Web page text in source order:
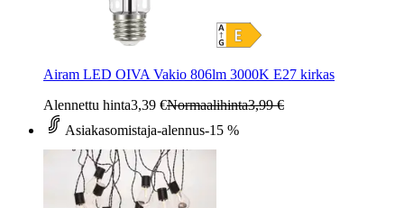
Airam LED OIVA Vakio 806lm 3000K E27 kirkas
Alennettu hinta3,39 €Normaalihinta3,99 €
Asiakasomistaja-alennus-15 %